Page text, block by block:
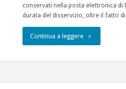
conservati nella posta elettronica di
durata del disservizio, oltre il fatto
Continua a leggere"Blocco